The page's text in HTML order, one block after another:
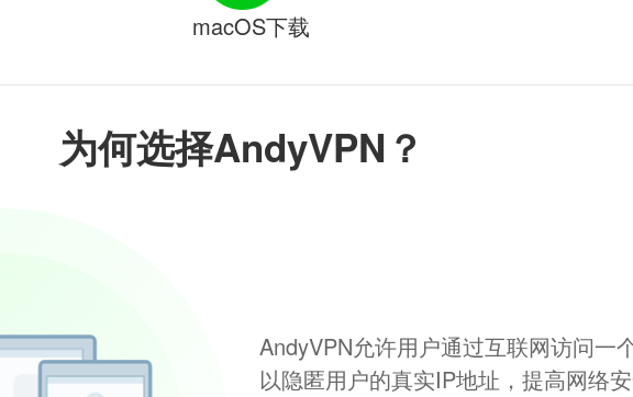
为何选择AndyVPN？
AndyVPN允许用户通过互联网访问一
以隐匿用户的真实IP地址，提高网络安
macOS下载